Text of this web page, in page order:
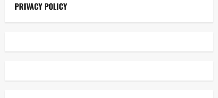
PRIVACY POLICY